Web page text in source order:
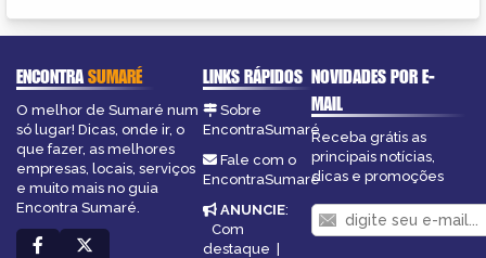
ENCONTRASUMARÉ
O melhor de Sumaré num
só lugar! Dicas, onde ir, o
que fazer, as melhores
empresas, locais, serviços
e muito mais no guia
Encontra Sumaré.
LINKS RÁPIDOS
Sobre
EncontraSumaré
Fale com o
EncontraSumaré
ANUNCIE:
Com
destaque |
NOVIDADES POR E-
MAIL
Receba grátis as
principais notícias,
dicas e promoções